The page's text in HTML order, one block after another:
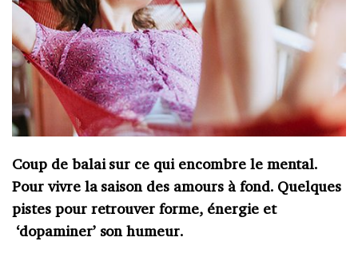
Coup de balai sur ce qui encombre le mental.
Pour vivre la saison des amours à fond. Quelques
pistes pour retrouver forme, énergie et
‘dopaminer’ son humeur.